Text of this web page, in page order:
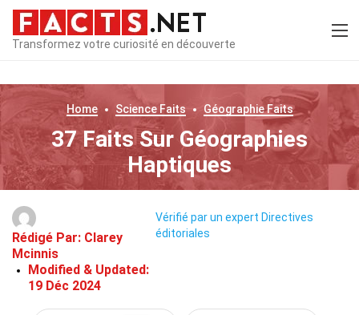
Transformez votre curiosité en découverte
Home ScienceFaits GéographieFaits
37 Faits Sur Géographies
Haptiques
Rédigé Par: Clarey
Mcinnis
Modified & Updated:
19 Déc 2024
Vérifié par un expert Directives
éditoriales